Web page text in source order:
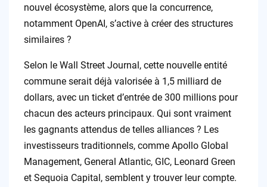
nouvel écosystème, alors que la concurrence,
notamment OpenAI, s’active à créer des structures
similaires ?
Selon le Wall Street Journal, cette nouvelle entité
commune serait déjà valorisée à 1,5 milliard de
dollars, avec un ticket d’entrée de 300 millions pour
chacun des acteurs principaux. Qui sont vraiment
les gagnants attendus de telles alliances ? Les
investisseurs traditionnels, comme Apollo Global
Management, General Atlantic, GIC, Leonard Green
et Sequoia Capital, semblent y trouver leur compte.